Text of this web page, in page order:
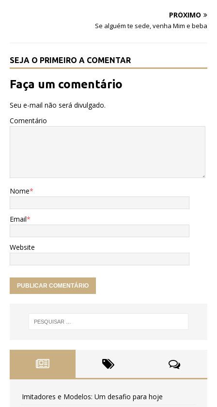
PRÓXIMO
Se alguém te sede, venha Mim e beba
SEJA O PRIMEIRO A COMENTAR
Faça um comentário
Seu e-mail não será divulgado.
Comentário
Nome*
Email*
Website
Imitadores e Modelos: Um desafio para hoje